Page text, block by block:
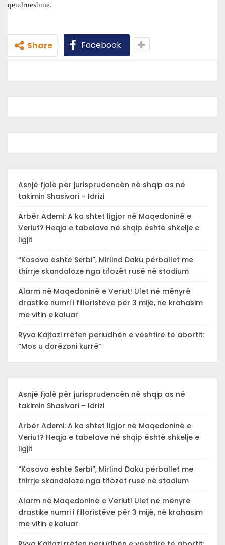
qëndrueshme.
Share Facebook
Asnjë fjalë për jurisprudencën në shqip as në
takimin Shasivari – Idrizi
Arbër Ademi: A ka shtet ligjor në Maqedoninë e
Veriut? Heqja e tabelave në shqip është shkelje e
ligjit
“Kosova është Serbi”, Mirlind Daku përballet me
thirrje skandaloze nga tifozët rusë në stadium
Alarm në Maqedoninë e Veriut! Ulet në mënyrë
drastike numri i filloristëve për 3 mijë, në krahasim
me vitin e kaluar
Ryva Kajtazi rrëfen periudhën e vështirë të abortit:
“Mos u dorëzoni kurrë”
Asnjë fjalë për jurisprudencën në shqip as në
takimin Shasivari – Idrizi
Arbër Ademi: A ka shtet ligjor në Maqedoninë e
Veriut? Heqja e tabelave në shqip është shkelje e
ligjit
“Kosova është Serbi”, Mirlind Daku përballet me
thirrje skandaloze nga tifozët rusë në stadium
Alarm në Maqedoninë e Veriut! Ulet në mënyrë
drastike numri i filloristëve për 3 mijë, në krahasim
me vitin e kaluar